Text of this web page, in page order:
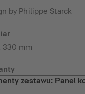
by Philippe Starck
330 mm